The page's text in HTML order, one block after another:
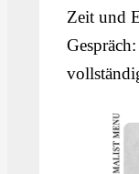
Zeit und